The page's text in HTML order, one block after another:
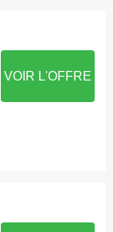
VOIR L'OFFRE